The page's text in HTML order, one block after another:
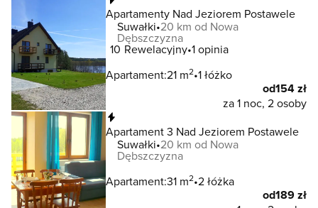
Apartamenty Nad Jeziorem Postawele
Suwałki 20 km od Nowa
Dębszczyzna
10 Rewelacyjny 1 opinia
Apartament:21 m2 1 łóżko
od154 zł
za 1 noc, 2 osoby
Apartament 3 Nad Jeziorem Postawele
Suwałki 20 km od Nowa
Dębszczyzna
Apartament:31 m2 2 łóżka
od189 zł